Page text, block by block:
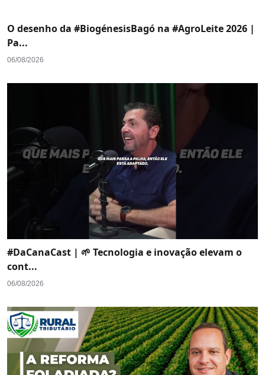
O desenho da #BiogénesisBagó na #AgroLeite 2026 |
Pa...
06/08/2026
#DaCanaCast | 🌱 Tecnologia e inovação elevam o
cont...
06/08/2026